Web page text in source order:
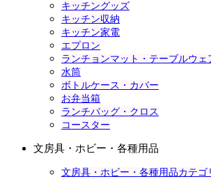
キッチングッズ
キッチン収納
キッチン家電
エプロン
ランチョンマット・テーブルウェ
水筒
ボトルケース・カバー
お弁当箱
ランチバッグ・クロス
コースター
文房具・ホビー・各種用品
文房具・ホビー・各種用品カテゴ